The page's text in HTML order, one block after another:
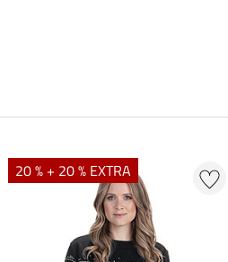
20 % + 20 % EXTRA